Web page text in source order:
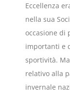
Eccellenza
nella sua
occasione di
importanti e
sportività.
relativo alla
invernale